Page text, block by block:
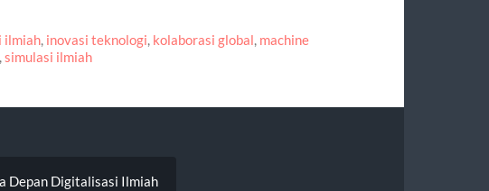
ilmiah, inovasi teknologi kolaborasi global machine
simulasi ilmiah
Depan Digitalisasi Ilmiah